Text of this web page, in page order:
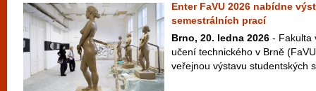
Enter FaVU 2026 nabídne
semestrálních prací
Brno, 20. ledna 2026 - Fakulta
učení technického v Brně
veřejnou výstavu studentských